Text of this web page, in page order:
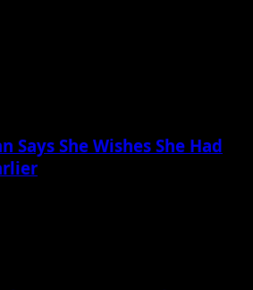
Says She Wishes She Had